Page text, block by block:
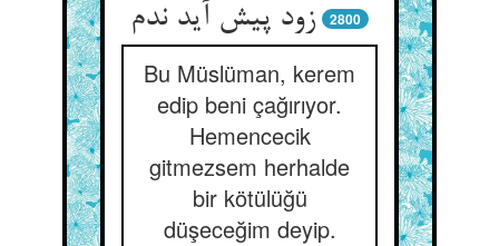
زود پیش آید ندم‏
2800
Bu Müslüman, kerem
edip beni çağırıyor.
Hemencecik
gitmezsem herhalde
bir kötülüğü
düşeceğim deyip.